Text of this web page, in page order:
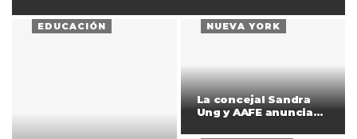
EDUCACIÓN NUEVA YORK
La concejal Sandra
Ung y AAFE anuncian